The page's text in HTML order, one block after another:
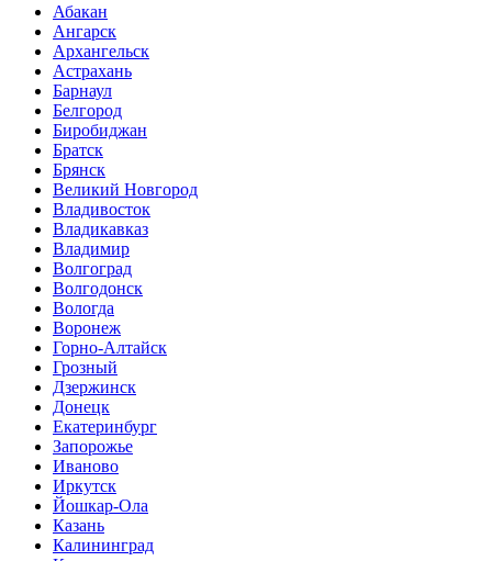
Абакан
Ангарск
Архангельск
Астрахань
Барнаул
Белгород
Биробиджан
Братск
Брянск
Великий Новгород
Владивосток
Владикавказ
Владимир
Волгоград
Волгодонск
Вологда
Воронеж
Горно-Алтайск
Грозный
Дзержинск
Донецк
Екатеринбург
Запорожье
Иваново
Иркутск
Йошкар-Ола
Казань
Калининград